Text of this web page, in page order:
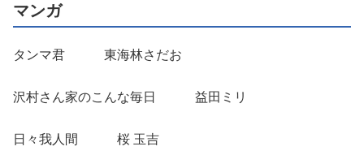
マンガ
タンマ君 東海林さだお
沢村さん家のこんな毎日 益田ミリ
日々我人間 桜 玉吉